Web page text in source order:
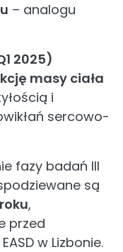
– analogu
2025)
masy ciała
i
sercowo-
fazy badań III
są
,
przed
w Lizbonie.